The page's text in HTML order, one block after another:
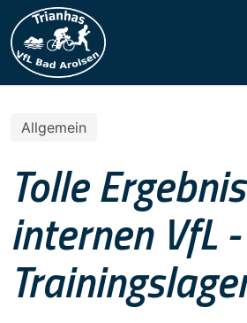
Allgemein
Tolle
internen VfL -